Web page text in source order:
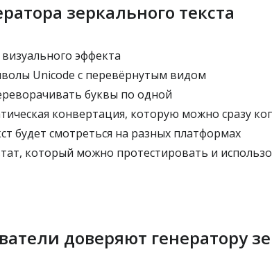
зеркального текста
эффекта
Unicode с перевёрнутым видом
буквы по одной
конвертация, которую можно сразу
будет смотреться на разных платформах
который можно протестировать и
доверяют генератору